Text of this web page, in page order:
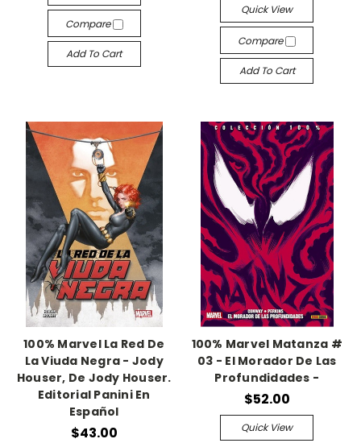
Compare
Add To Cart
Quick View
Compare
Add To Cart
100% Marvel La Red De
La Viuda Negra - Jody
Houser, De Jody Houser.
Editorial Panini En
Español
$43.00
100% Marvel Matanza #
03 - El Morador De Las
Profundidades -
$52.00
Quick View